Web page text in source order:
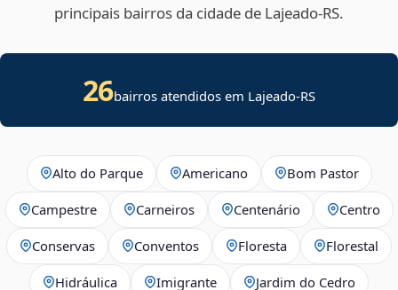
principais bairros da cidade de Lajeado‑RS.
26bairros atendidos em Lajeado-RS
Alto do Parque Americano Bom Pastor
Campestre Carneiros Centenário Centro
Conservas Conventos Floresta Florestal
Hidráulica Imigrante Jardim do Cedro